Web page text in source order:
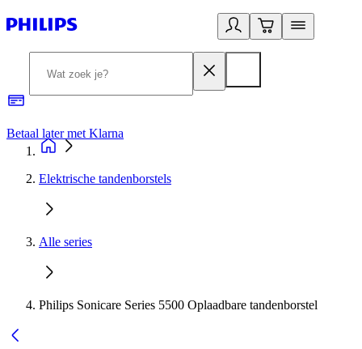
Betaal later met Klarna
Elektrische tandenborstels
Alle series
Philips Sonicare Series 5500 Oplaadbare tandenborstel